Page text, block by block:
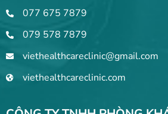
077 675 7879
079 578 7879
viethealthcareclinic@gmail.com
viethealthcareclinic.com